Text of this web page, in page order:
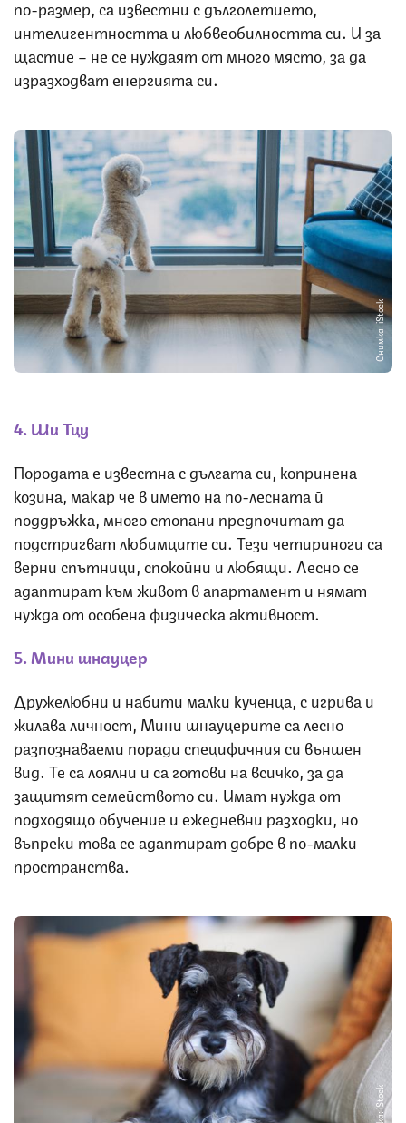
по-размер, са известни с дълголетието,
интелигентността и любвеобилността си. И за
щастие – не се нуждаят от много място, за да
изразходват енергията си.
Снимка: iStock
4. Ши Тцу
Породата е известна с дългата си, копринена
козина, макар че в името на по-лесната й
поддръжка, много стопани предпочитат да
подстригват любимците си. Тези четириноги са
верни спътници, спокойни и любящи. Лесно се
адаптират към живот в апартамент и нямат
нужда от особена физическа активност.
5. Мини шнауцер
Дружелюбни и набити малки кученца, с игрива и
жилава личност, Мини шнауцерите са лесно
разпознаваеми поради специфичния си външен
вид. Те са лоялни и са готови на всичко, за да
защитят семейството си. Имат нужда от
подходящо обучение и ежедневни разходки, но
въпреки това се адаптират добре в по-малки
пространства.